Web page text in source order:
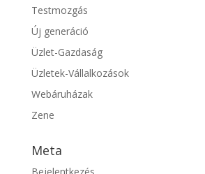
Testmozgás
Új generáció
Üzlet-Gazdaság
Üzletek-Vállalkozások
Webáruházak
Zene
Meta